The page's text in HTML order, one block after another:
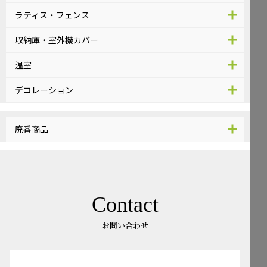
ラティス・フェンス
収納庫・室外機カバー
温室
デコレーション
廃番商品
Contact
お問い合わせ